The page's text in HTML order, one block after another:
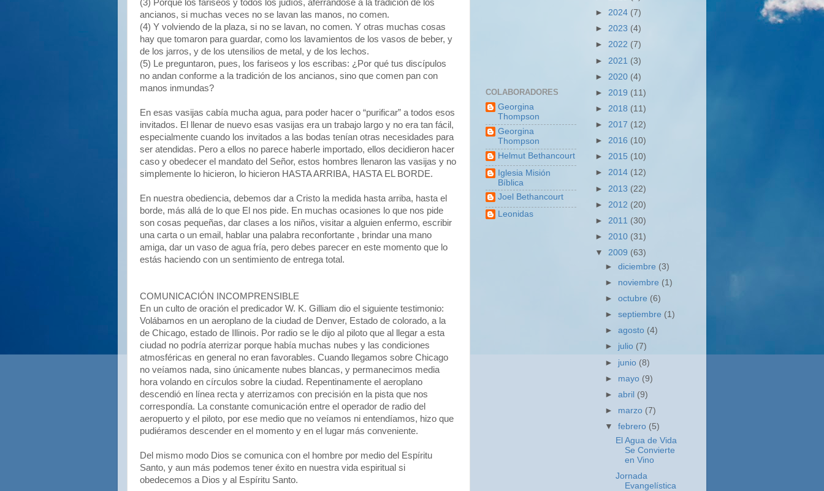
(3) Porque los fariseos y todos los judíos, aferrándose a la tradición de los
ancianos, si muchas veces no se lavan las manos, no comen.
(4) Y volviendo de la plaza, si no se lavan, no comen. Y otras muchas cosas
hay que tomaron para guardar, como los lavamientos de los vasos de beber, y
de los jarros, y de los utensilios de metal, y de los lechos.
(5) Le preguntaron, pues, los fariseos y los escribas: ¿Por qué tus discípulos
no andan conforme a la tradición de los ancianos, sino que comen pan con
manos inmundas?
En esas vasijas cabía mucha agua, para poder hacer o “purificar” a todos esos
invitados. El llenar de nuevo esas vasijas era un trabajo largo y no era tan fácil,
especialmente cuando los invitados a las bodas tenían otras necesidades para
ser atendidas. Pero a ellos no parece haberle importado, ellos decidieron hacer
caso y obedecer el mandato del Señor, estos hombres llenaron las vasijas y no
simplemente lo hicieron, lo hicieron HASTA ARRIBA, HASTA EL BORDE.
En nuestra obediencia, debemos dar a Cristo la medida hasta arriba, hasta el
borde, más allá de lo que El nos pide. En muchas ocasiones lo que nos pide
son cosas pequeñas, dar clases a los niños, visitar a alguien enfermo, escribir
una carta o un email, hablar una palabra reconfortante , brindar una mano
amiga, dar un vaso de agua fría, pero debes parecer en este momento que lo
estás haciendo con un sentimiento de entrega total.
COMUNICACIÓN INCOMPRENSIBLE
En un culto de oración el predicador W. K. Gilliam dio el siguiente testimonio:
Volábamos en un aeroplano de la ciudad de Denver, Estado de colorado, a la
de Chicago, estado de Illinois. Por radio se le dijo al piloto que al llegar a esta
ciudad no podría aterrizar porque había muchas nubes y las condiciones
atmosféricas en general no eran favorables. Cuando llegamos sobre Chicago
no veíamos nada, sino únicamente nubes blancas, y permanecimos media
hora volando en círculos sobre la ciudad. Repentinamente el aeroplano
descendió en línea recta y aterrizamos con precisión en la pista que nos
correspondía. La constante comunicación entre el operador de radio del
aeropuerto y el piloto, por ese medio que no veíamos ni entendíamos, hizo que
pudiéramos descender en el momento y en el lugar más conveniente.
Del mismo modo Dios se comunica con el hombre por medio del Espíritu
Santo, y aun más podemos tener éxito en nuestra vida espiritual si
obedecemos a Dios y al Espíritu Santo.
COLABORADORES
Georgina
Thompson
Georgina
Thompson
Helmut Bethancourt
Iglesia Misión
Bíblica
Joel Bethancourt
Leonidas
► 2024 (7)
► 2023 (4)
► 2022 (7)
► 2021 (3)
► 2020 (4)
► 2019 (11)
► 2018 (11)
► 2017 (12)
► 2016 (10)
► 2015 (10)
► 2014 (12)
► 2013 (22)
► 2012 (20)
► 2011 (30)
► 2010 (31)
▼ 2009 (63)
►diciembre (3)
► noviembre (1)
►octubre (6)
►septiembre (1)
►agosto (4)
► julio (7)
► junio (8)
► mayo (9)
►abril (9)
► marzo (7)
▼febrero (5)
El Agua de Vida
Se Convierte
en Vino
Jornada
Evangelística